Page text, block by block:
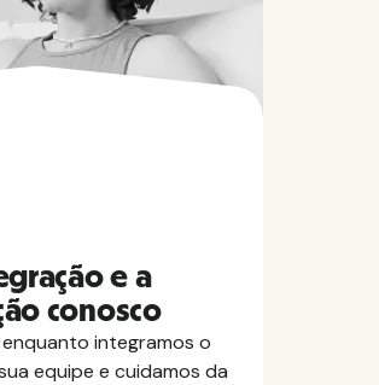
e a
conosco
integramos o
equipe e cuidamos da